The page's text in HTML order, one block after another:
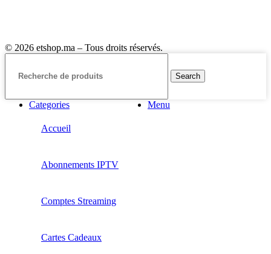
© 2026 etshop.ma – Tous droits réservés.
Search
Menu
Categories
Accueil
Abonnements IPTV
Comptes Streaming
Cartes Cadeaux